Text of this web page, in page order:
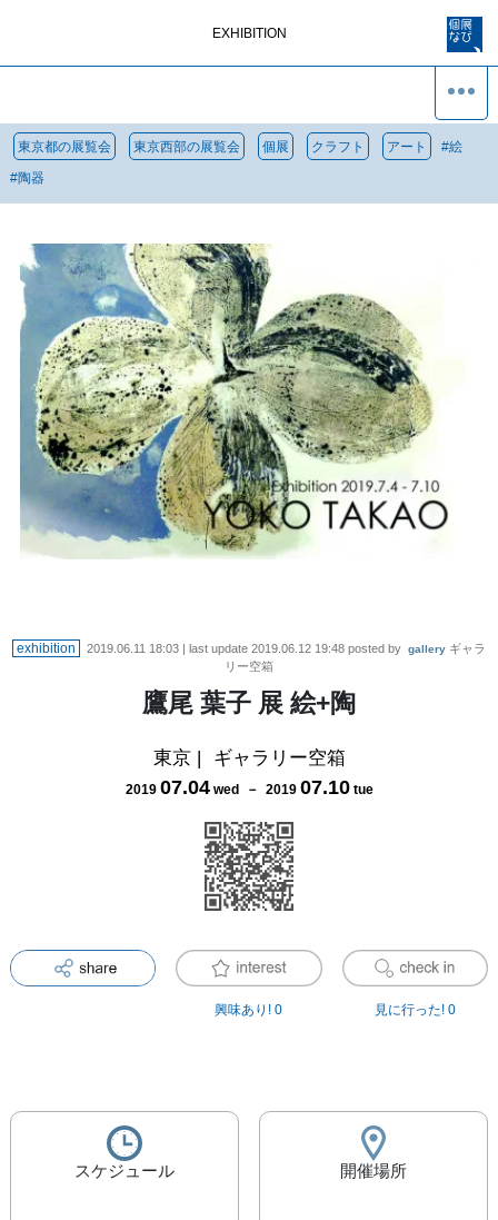
EXHIBITION
東京都の展覧会 東京西部の展覧会 個展 クラフト アート #絵
#陶器
exhibition 2019.06.11 18:03 | last update 2019.06.12 19:48 posted by gallery ギャラ
リー空箱
鷹尾 葉子 展 絵+陶
東京| ギャラリー空箱
2019 07.04 wed － 2019 07.10 tue
興味あり! 0 見に行った! 0
スケジュール 開催場所